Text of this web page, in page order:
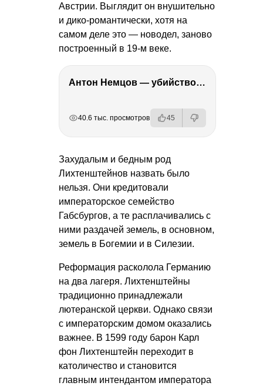
Австрии. Выглядит он внушительно
и дико-романтически, хотя на
самом деле это — новодел, заново
построенный в 19-м веке.
Антон Немцов — убийство Бориса Немцова, переезд в Дубай, семья и политика
40.6 тыс. просмотров 45
Захудалым и бедным род
Лихтенштейнов назвать было
нельзя. Они кредитовали
императорское семейство
Габсбургов, а те расплачивались с
ними раздачей земель, в основном,
земель в Богемии и в Силезии.
Реформация расколола Германию
на два лагеря. Лихтенштейны
традиционно принадлежали
лютеранской церкви. Однако связи
с императорским домом оказались
важнее. В 1599 году барон Карл
фон Лихтенштейн переходит в
католичество и становится
главным интендантом императора